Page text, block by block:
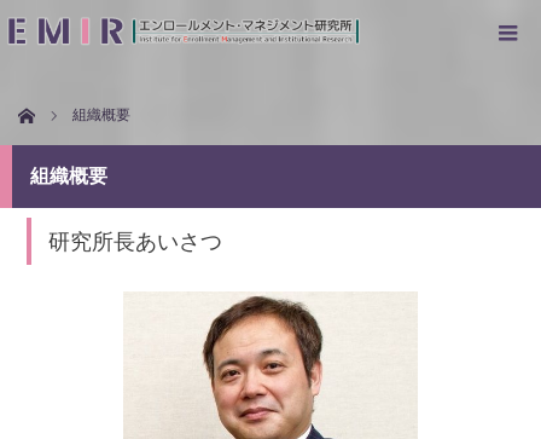
ホーム 組織概要
組織概要
研究所長あいさつ